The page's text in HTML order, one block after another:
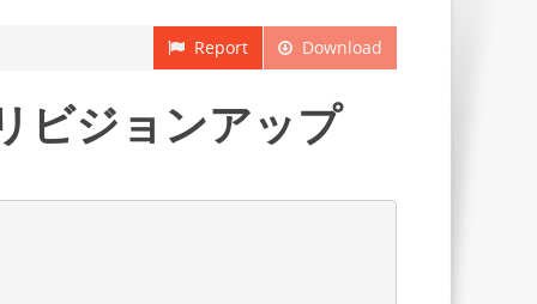
Download
Report
ビジョンアップ